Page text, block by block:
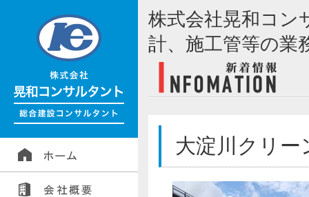
株式会社晃和コン
計、施工管等の業
大淀川クリー